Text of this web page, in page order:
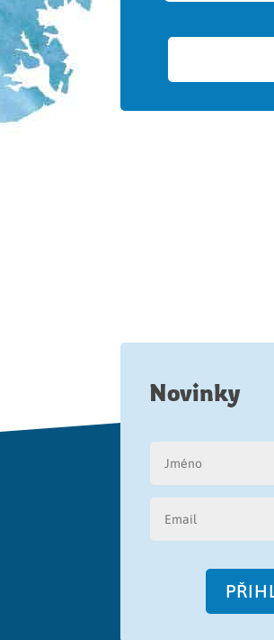
Novinky